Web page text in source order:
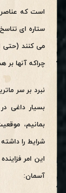
ستاره ای
می کنند (حتی
چراکه آنها
نبرد بر سر
بسیار داغی
بمانیم،
شرایط را
این امر
آسمان: